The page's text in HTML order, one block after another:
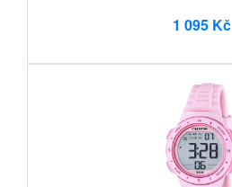
1 095 Kč